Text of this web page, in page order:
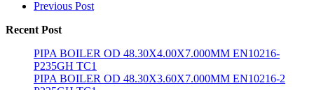
Previous Post
Recent Post
PIPA BOILER OD 48.30X4.00X7.000MM EN10216-
P235GH TC1
PIPA BOILER OD 48.30X3.60X7.000MM EN10216-2